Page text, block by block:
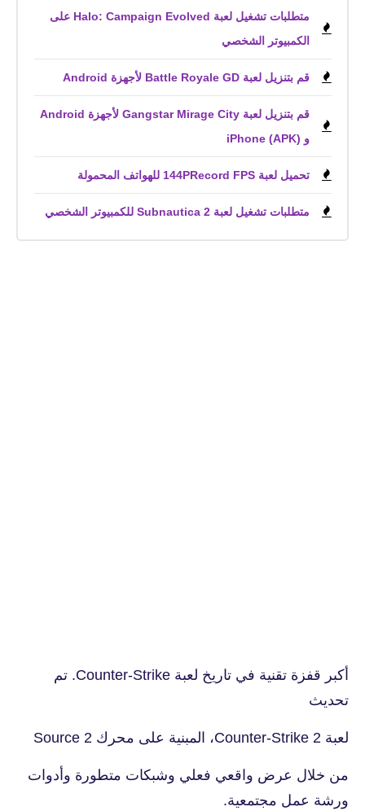
متطلبات تشغيل لعبة Halo: Campaign Evolved على
الكمبيوتر الشخصي
قم بتنزيل لعبة Battle Royale GD لأجهزة Android
قم بتنزيل لعبة Gangstar Mirage City لأجهزة Android
و iPhone (APK)
تحميل لعبة 144PRecord FPS للهواتف المحمولة
متطلبات تشغيل لعبة Subnautica 2 للكمبيوتر الشخصي
أكبر قفزة تقنية في تاريخ لعبة Counter-Strike. تم
تحديث
لعبة Counter-Strike 2، المبنية على محرك Source 2
من خلال عرض واقعي فعلي وشبكات متطورة وأدوات
ورشة عمل مجتمعية.